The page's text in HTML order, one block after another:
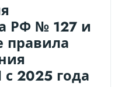
РФ № 127 и
правила
2025 года